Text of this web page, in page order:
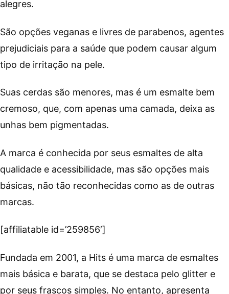
alegres.
São opções veganas e livres de parabenos, agentes
prejudiciais para a saúde que podem causar algum
tipo de irritação na pele.
Suas cerdas são menores, mas é um esmalte bem
cremoso, que, com apenas uma camada, deixa as
unhas bem pigmentadas.
A marca é conhecida por seus esmaltes de alta
qualidade e acessibilidade, mas são opções mais
básicas, não tão reconhecidas como as de outras
marcas.
[affiliatable id=’259856′]
Fundada em 2001, a Hits é uma marca de esmaltes
mais básica e barata, que se destaca pelo glitter e
por seus frascos simples. No entanto, apresenta